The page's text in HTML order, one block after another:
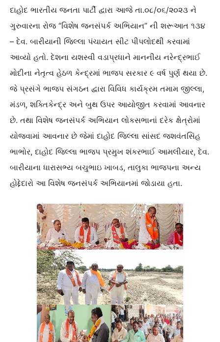
દાહોદ ભારતીય જનતા પાર્ટી દ્વારા આજે તા.૦૮/૦૬/૨૦૨૩ ને
ગુરુવારના રોજ “વિશેષ જનસંપર્ક અભિયાન” ની શરૂઆત ૧૩૪
– દેવ. બારીયાની જિલ્લા પંચાયત સીટ પીપલોદથી કરવામાં
આવ્યો હતો. દેશના યશસ્વી વડાપ્રધાને માનનીય નરેન્દ્રભાઈ
મોદીના નેતૃત્વ હેઠળ કેન્દ્રમાં ભાજપ સરકાર ૯ વર્ષ પુર્ણ થયા છે.
જે પ્રસંગે ભાજપ સંગઠન દ્વારા વિવિધ કાર્યક્રમ તમામ જીલ્લા,
મંડળ, શક્તિકેન્દ્ર અને બુથ ઉપર આયોજીત કરવામાં આવનાર
છે. તથા વિશેષ જનસંપર્ક અભિયાન લોકસભાનાં દરેક ક્ષેત્રોમાં
યોજવામાં આવનાર છે જેમાં દાહોદ જિલ્લા સાંસદ જશવંતસિંહ
ભાભોર, દાહોદ જિલ્લા ભાજપ પ્રમુખ શંકરભાઈ આમલીયાર, દેવ.
બારીયાના ધારાસભ્ય બચુભાઇ ખાબડ, તાલુકા ભાજપના અન્ય
હોદ્દેદારો આ વિશેષ જનસંપર્ક અભિયાનમાં જોડાયા હતા.